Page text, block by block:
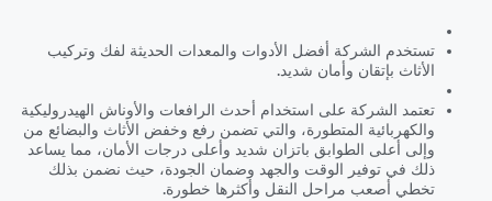
تستخدم الشركة أفضل الأدوات والمعدات الحديثة لفك وتركيب
الأثاث بإتقان وأمان شديد.
تعتمد الشركة على استخدام أحدث الرافعات والأوناش الهيدروليكية
والكهربائية المتطورة، والتي تضمن رفع وخفض الأثاث والبضائع من
وإلى أعلى الطوابق باتزان شديد وأعلى درجات الأمان، مما يساعد
ذلك في توفير الوقت والجهد وضمان الجودة، حيث نضمن بذلك
تخطي أصعب مراحل النقل وأكثرها خطورة.